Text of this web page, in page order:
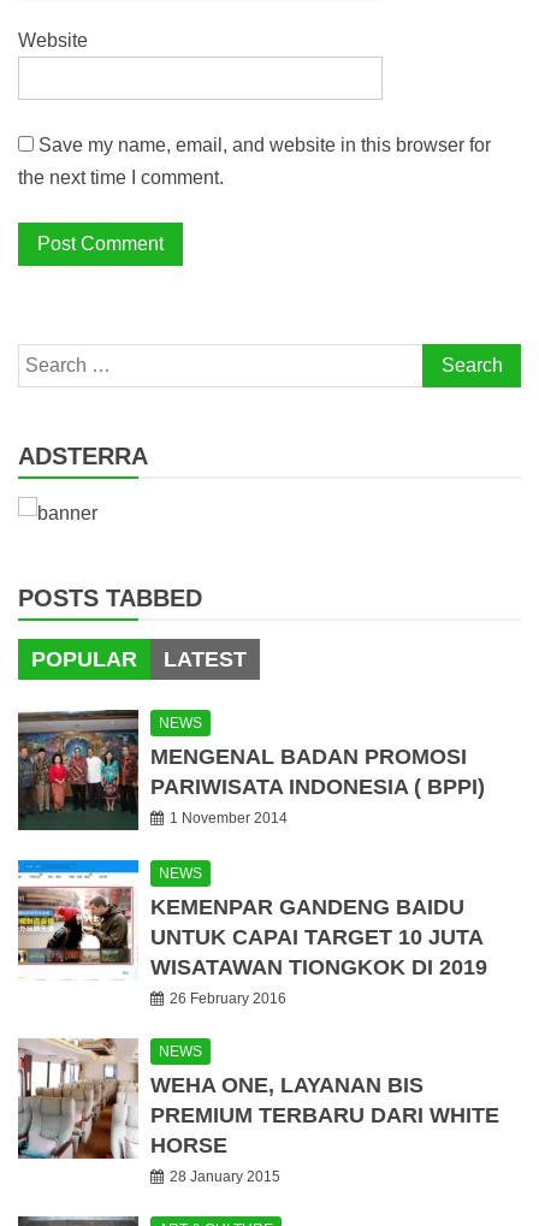
Website
Save my name, email, and website in this browser for
the next time I comment.
Search
for:
ADSTERRA
POSTS TABBED
POPULAR LATEST
NEWS
MENGENAL BADAN PROMOSI
PARIWISATA INDONESIA ( BPPI)
1 November 2014
NEWS
KEMENPAR GANDENG BAIDU
UNTUK CAPAI TARGET 10 JUTA
WISATAWAN TIONGKOK DI 2019
26 February 2016
NEWS
WEHA ONE, LAYANAN BIS
PREMIUM TERBARU DARI WHITE
HORSE
28 January 2015